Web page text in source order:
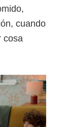
cuando
cosa